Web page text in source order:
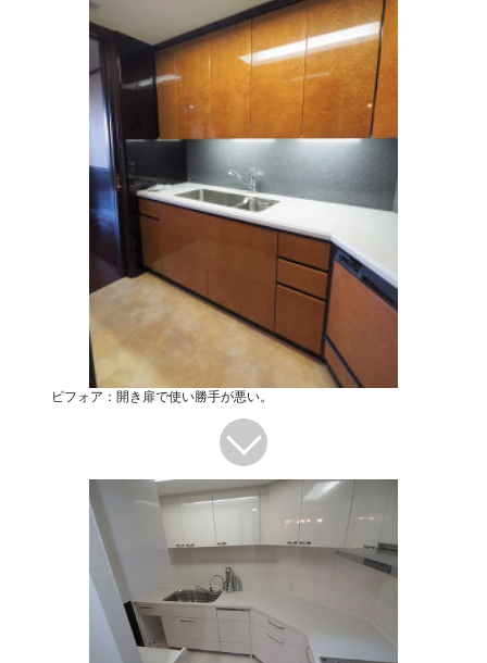
ビフォア：開き扉で使い勝手が悪い。